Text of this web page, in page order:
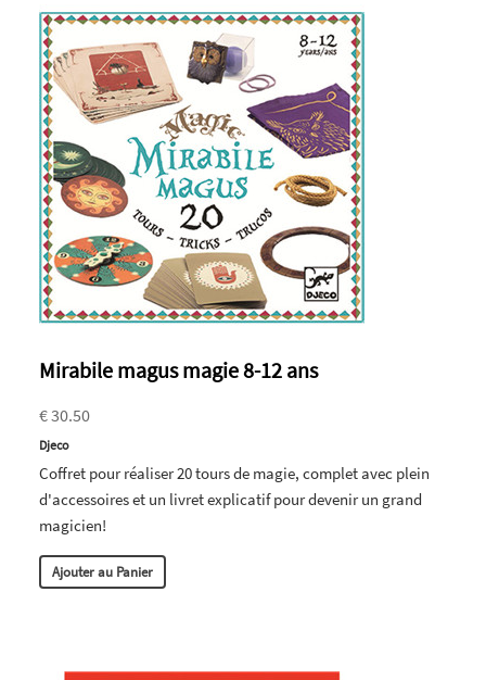
Mirabile magus magie 8-12 ans
€ 30.50
Djeco
Coffret pour réaliser 20 tours de magie, complet avec plein
d'accessoires et un livret explicatif pour devenir un grand
magicien!
Ajouter au Panier